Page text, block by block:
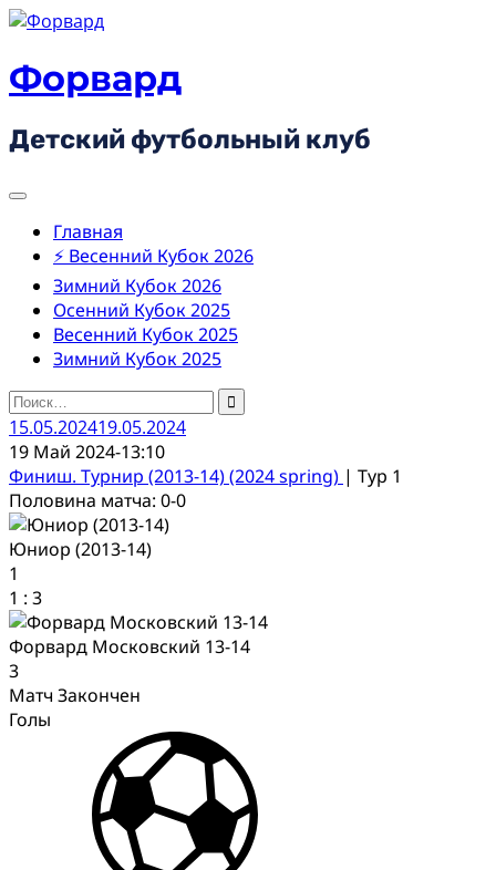
Skip
content
Форвард
Детский футбольный клуб
Главная
⚡ Весенний Кубок 2026
Зимний Кубок 2026
Осенний Кубок 2025
Весенний Кубок 2025
Зимний Кубок 2025
Найти:
15.05.202419.05.2024
19 Май 2024-13:10
Финиш. Турнир (2013-14) (2024 spring) | Тур 1
Половина матча: 0-0
Юниор (2013-14)
1
1 : 3
Форвард Московский 13-14
3
Матч Закончен
Голы